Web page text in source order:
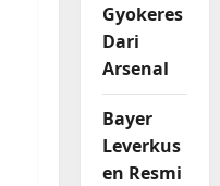
Gyokeres
Dari
Arsenal
Bayer
Leverkus
en Resmi